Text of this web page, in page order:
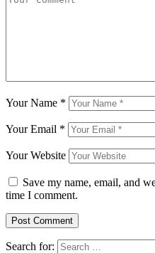
Your Name *
Your Email *
Your Website
Save my name, email, and
time I comment.
Search for: